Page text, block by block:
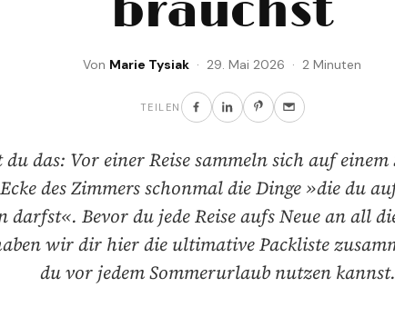
brauchst
Von Marie Tysiak · 29. Mai 2026 · 2 Minuten
TEILEN
du das: Vor einer Reise sammeln sich auf
des Zimmers schonmal die Dinge »die du
darfst«. Bevor du jede Reise aufs Neue an all
wir dir hier die ultimative Packliste
du vor jedem Sommerurlaub nutzen kannst.